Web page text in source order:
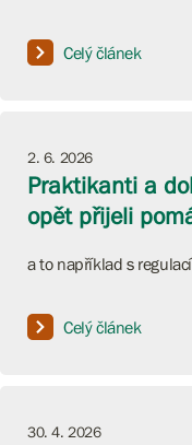
Celý článek
2. 6. 2026
Praktikanti a
opět přijeli
a to například s
Celý článek
30. 4. 2026